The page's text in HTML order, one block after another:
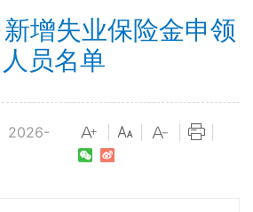
增失业保险金申领
人员名单
2026-